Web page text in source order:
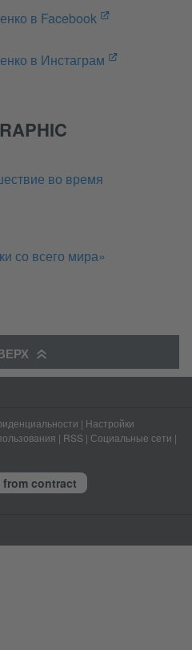
в Facebook
в Инстаграм
во время
со всего мира»
| Настройки
| RSS | Социальные сети |
from contract